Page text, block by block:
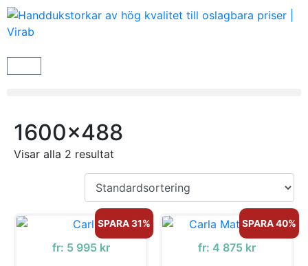
1600x488
Visar alla 2 resultat
SPARA 31%
fr: 5 995 kr
SPARA 40%
fr:4 875 kr